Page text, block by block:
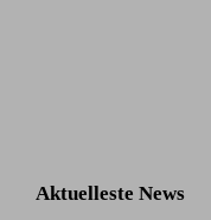
Aktuelleste News